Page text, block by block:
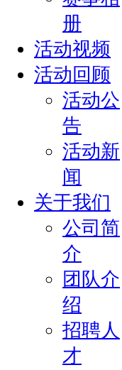
册
活动视频
活动回顾
活动公
告
活动新
闻
关于我们
公司简
介
团队介
绍
招聘人
才